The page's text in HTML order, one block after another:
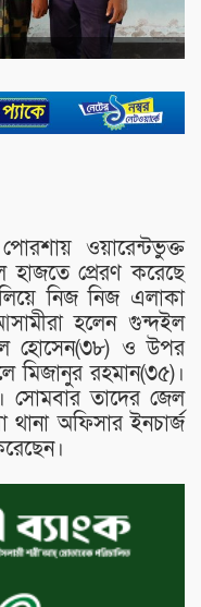
ওয়ারেন্টভুক্ত
প্রেরণ করেছে
নিজ নিজ এলাকা
হলেন গুন্দইল
হোসেন(৩৮) ও উপর
মিজানুর রহমান(৩৫)।
তাদের জেল
অফিসার ইনচার্জ